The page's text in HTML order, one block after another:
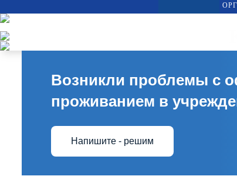
Возникли проблемы с
проживанием в
Напишите - решим